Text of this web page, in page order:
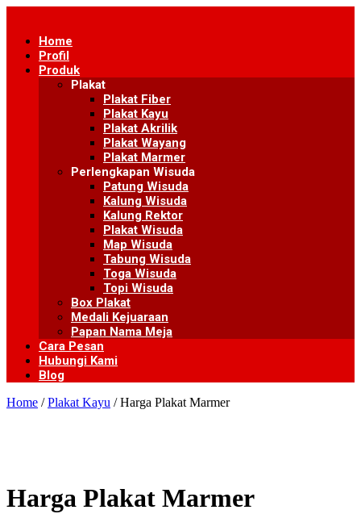
contentHome
Profil
Produk
Plakat
Plakat Fiber
Plakat Kayu
Plakat Akrilik
Plakat Wayang
Plakat Marmer
Perlengkapan Wisuda
Patung Wisuda
Kalung Wisuda
Kalung Rektor
Plakat Wisuda
Map Wisuda
Tabung Wisuda
Toga Wisuda
Topi Wisuda
Box Plakat
Medali Kejuaraan
Papan Nama Meja
Cara Pesan
Hubungi Kami
Blog
Home /Plakat Kayu / Harga Plakat Marmer
Harga Plakat Marmer